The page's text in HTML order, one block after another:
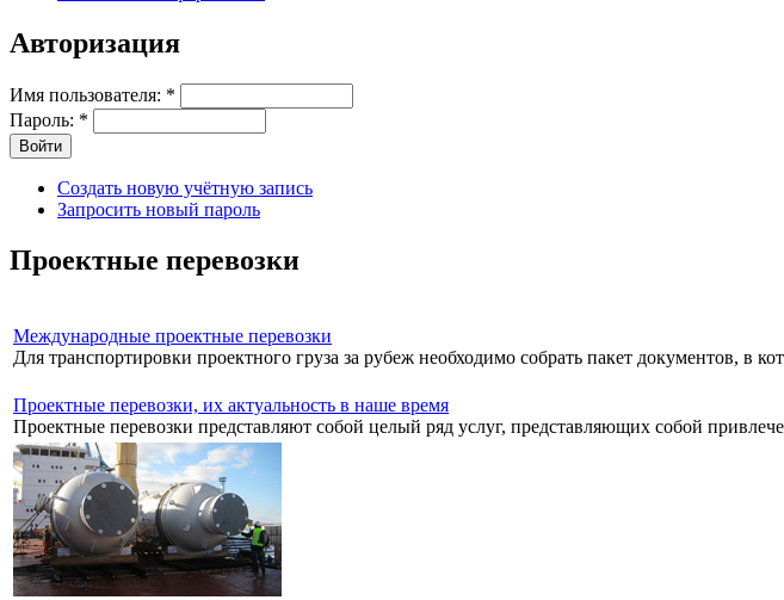
Авторизация
Имя пользователя: *
Пароль: *
Создать новую учётную запись
Запросить новый пароль
Проектные перевозки
Международные проектные перевозки
Для транспортировки проектного груза за рубеж необходимо собрать пакет документов, в
Проектные перевозки, их актуальность в наше время
Проектные перевозки представляют собой целый ряд услуг, представляющих собой